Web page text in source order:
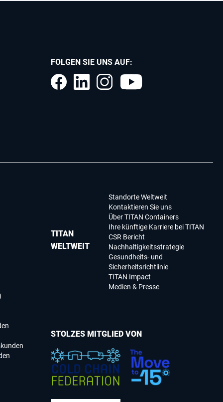
FOLGEN SIE UNS AUF:
TITAN
WELTWEIT
Standorte Weltweit
Kontaktieren Sie uns
Über TITAN Containers
Ihre künftige Karriere bei TITAN
CSR Bericht
Nachhaltigkeitsstrategie
Gesundheits- und
Sicherheitsrichtlinie
TITAN Impact
Medien & Presse
STOLZES MITGLIED VON